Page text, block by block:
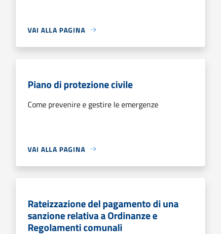
VAI ALLA PAGINA
Piano di protezione civile
Come prevenire e gestire le emergenze
VAI ALLA PAGINA
Rateizzazione del pagamento di una
sanzione relativa a Ordinanze e
Regolamenti comunali